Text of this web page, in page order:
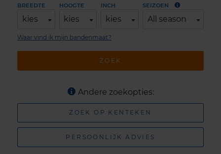
BREEDTE
kies
HOOGTE
kies
INCH
kies
SEIZOEN
All season
ZOEK
Waar vind ik mijn bandenmaat?
Andere zoekopties:
ZOEK OP KENTEKEN
PERSOONLIJK ADVIES